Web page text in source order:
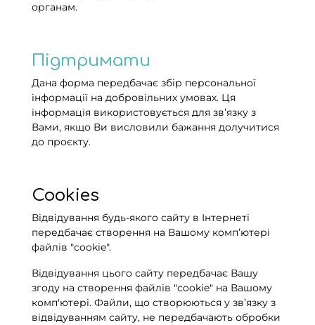
органам.
Підтримати
Дана форма передбачає збір персональної
інформації на добровільних умовах. Ця
інформація використовується для звʼязку з
Вами, якщо Ви висловили бажання долучитися
до проєкту.
Cookies
Відвідування будь-якого сайту в Інтернеті
передбачає створення на Вашому компʼютері
файлів "сookie".
Відвідування цього сайту передбачає Вашу
згоду на створення файлів "сookie" на Вашому
комп'ютері. Файли, що створюються у звʼязку з
відвідуванням сайту, не передбачають обробки